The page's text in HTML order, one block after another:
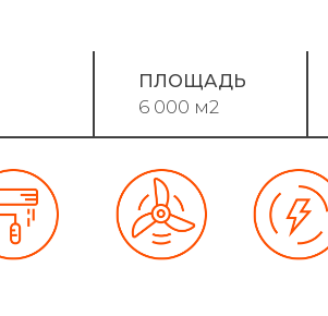
ПЛОЩАДЬ
6 000 м2